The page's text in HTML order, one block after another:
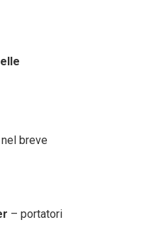
breve
– portatori